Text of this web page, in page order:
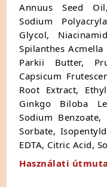
Annuus Seed
Sodium
Glycol,
Spilanthes
Parkii Butter,
Capsicum
Root Extract,
Ginkgo Biloba
Sodium
Sorbate,
EDTA, Citric Acid,
Használati